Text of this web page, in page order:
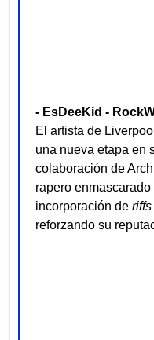
- EsDeeKid -
El artista de
una nueva etapa en
colaboración de
rapero
incorporación de riffs
reforzando su